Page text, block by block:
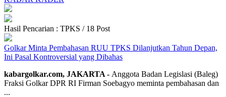
Hasil Pencarian : TPKS / 18 Post
Golkar Minta Pembahasan RUU TPKS Dilanjutkan Tahun Depan,
Ini Pasal Kontroversial yang Dibahas
kabargolkar.com, JAKARTA - Anggota Badan Legislasi (Baleg)
Fraksi Golkar DPR RI Firman Soebagyo meminta pembahasan dan
...